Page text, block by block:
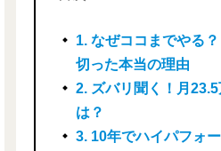
1. なぜココまでやる
切った本当の理由
2. ズバリ聞く！月
は？
3. 10年でハイパフォ